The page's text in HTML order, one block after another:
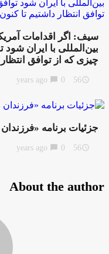
سیف: اگر اقدامات
بین‌المللی با ایران
چیزی که از توافق
access_time
56 years ago
chat_bubble
جزئیات برنامه‌‌
access_time
56 years ago
chat_bubble
About the author